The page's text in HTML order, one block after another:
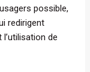
possible,
redirigent
l’utilisation de